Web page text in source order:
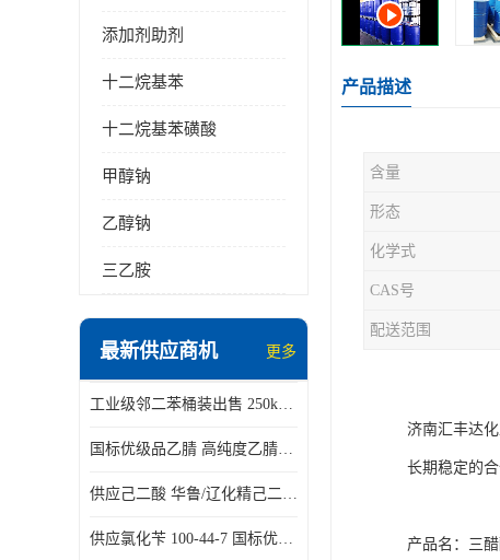
添加剂助剂
十二烷基苯
十二烷基苯磺酸
甲醇钠
乙醇钠
三乙胺
最新供应商机 更多
工业级邻二苯桶装出售 250kg/桶 95-50-1
国标优级品乙腈 高纯度乙腈桶装现货160kg桶
供应己二酸 华鲁/辽化精己二酸 大包装可分小包装现货
供应氯化苄 100-44-7 国标优等品苄基氯 一桶起发
产品描述
含量
形态
化学式
CAS号
配送范围
济南汇丰达
长期稳定的
产品名： 三